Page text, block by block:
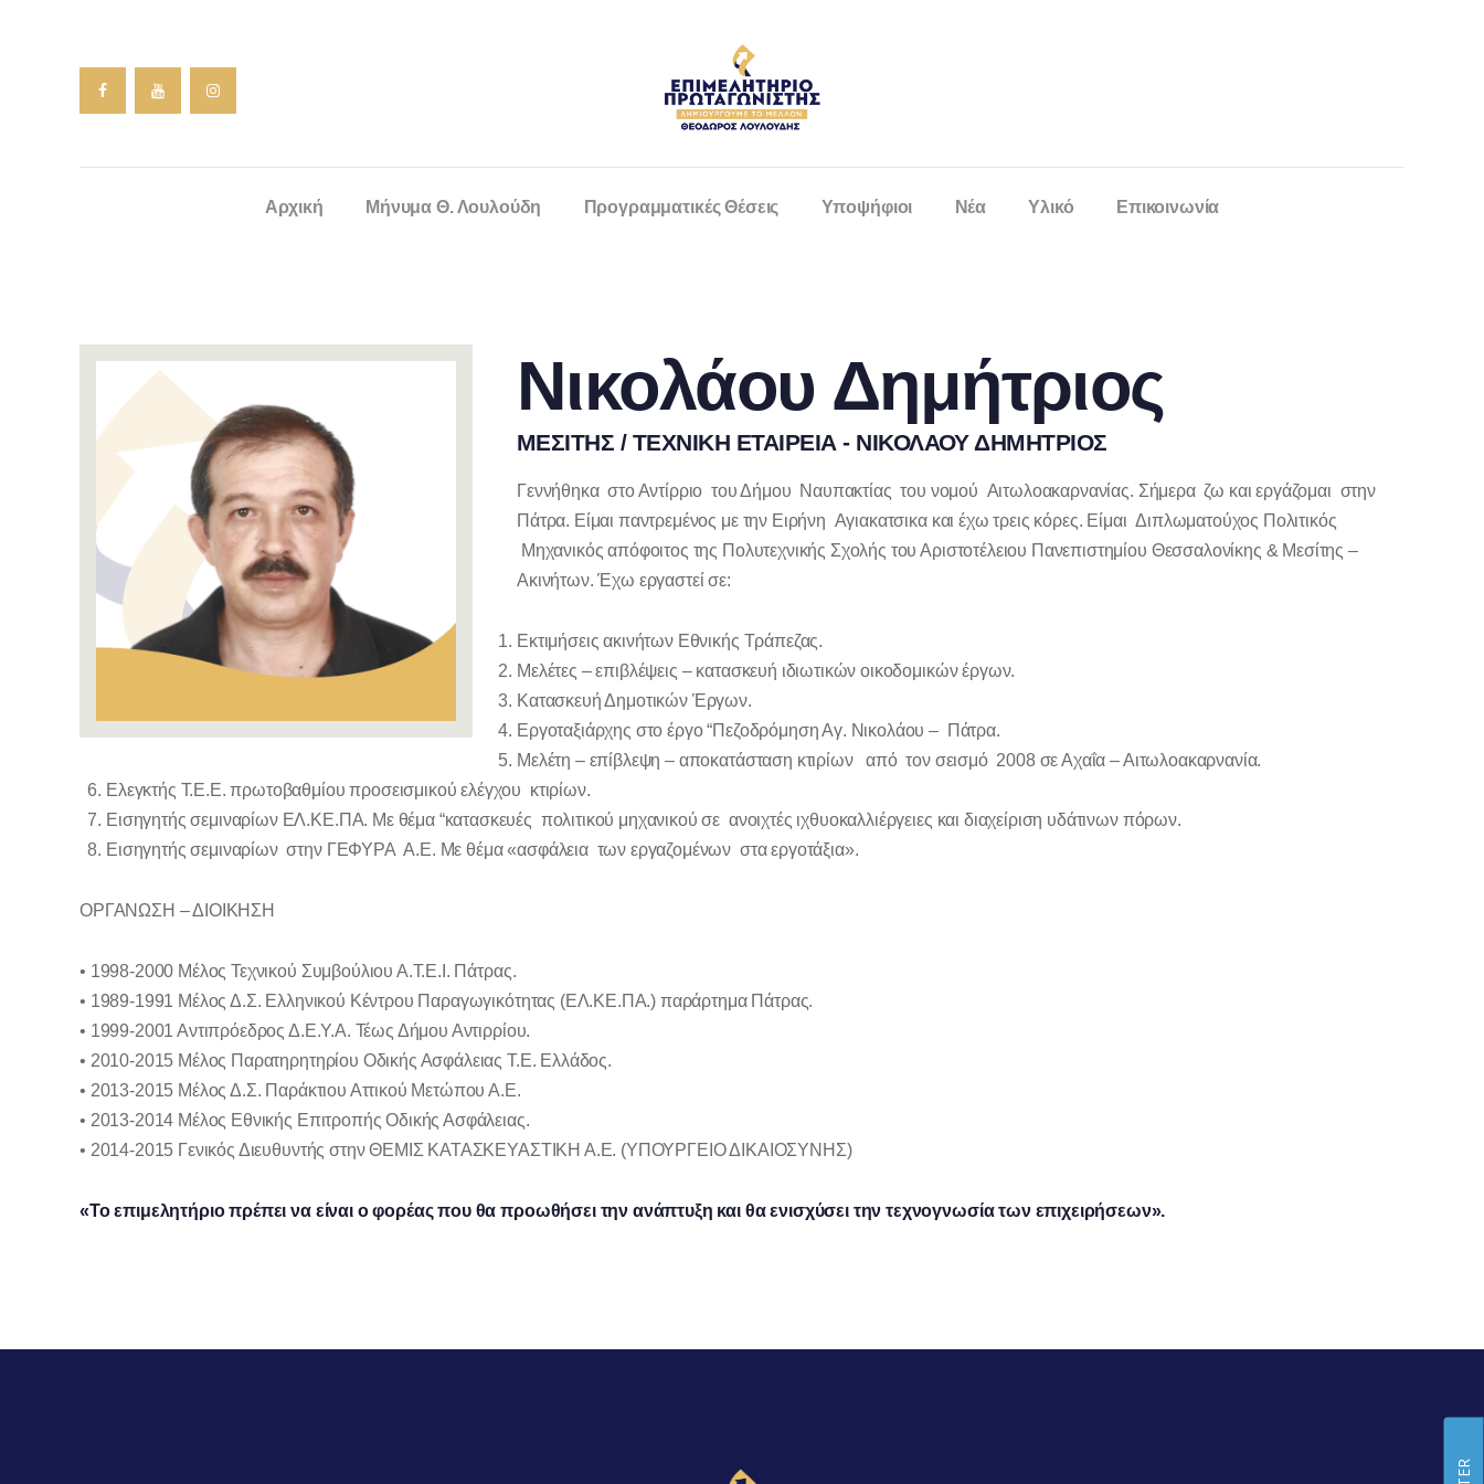
Αρχική Μήνυμα Θ. Λουλούδη Προγραμματικές Θέσεις Υποψήφιοι Νέα Υλικό Επικοινωνία
Νικολάου Δημήτριος
ΜΕΣΙΤΗΣ / ΤΕΧΝΙΚΗ ΕΤΑΙΡΕΙΑ - ΝΙΚΟΛΑΟΥ ΔΗΜΗΤΡΙΟΣ
Γεννήθηκα στο Αντίρριο του Δήμου Ναυπακτίας του νομού Αιτωλοακαρνανίας. Σήμερα ζω και εργάζομαι στην
Πάτρα. Είμαι παντρεμένος με την Ειρήνη Αγιακατσικα και έχω τρεις κόρες. Είμαι Διπλωματούχος Πολιτικός
Μηχανικός απόφοιτος της Πολυτεχνικής Σχολής του Αριστοτέλειου Πανεπιστημίου Θεσσαλονίκης & Μεσίτης –
Ακινήτων. Έχω εργαστεί σε:
Εκτιμήσεις ακινήτων Εθνικής Τράπεζας.
Μελέτες – επιβλέψεις – κατασκευή ιδιωτικών οικοδομικών έργων.
Κατασκευή Δημοτικών Έργων.
Εργοταξιάρχης στο έργο “Πεζοδρόμηση Αγ. Νικολάου – Πάτρα.
Μελέτη – επίβλεψη – αποκατάσταση κτιρίων από τον σεισμό 2008 σε Αχαΐα – Αιτωλοακαρνανία.
Ελεγκτής Τ.Ε.Ε. πρωτοβαθμίου προσεισμικού ελέγχου κτιρίων.
Εισηγητής σεμιναρίων ΕΛ.ΚΕ.ΠΑ. Με θέμα “κατασκευές πολιτικού μηχανικού σε ανοιχτές ιχθυοκαλλιέργειες και διαχείριση υδάτινων πόρων.
Εισηγητής σεμιναρίων στην ΓΕΦΥΡΑ Α.Ε. Με θέμα «ασφάλεια των εργαζομένων στα εργοτάξια».
ΟΡΓΑΝΩΣΗ – ΔΙΟΙΚΗΣΗ
• 1998-2000 Μέλος Τεχνικού Συμβούλιου Α.Τ.Ε.Ι. Πάτρας.
• 1989-1991 Μέλος Δ.Σ. Ελληνικού Κέντρου Παραγωγικότητας (ΕΛ.ΚΕ.ΠΑ.) παράρτημα Πάτρας.
• 1999-2001 Αντιπρόεδρος Δ.Ε.Υ.Α. Τέως Δήμου Αντιρρίου.
• 2010-2015 Μέλος Παρατηρητηρίου Οδικής Ασφάλειας Τ.Ε. Ελλάδος.
• 2013-2015 Μέλος Δ.Σ. Παράκτιου Αττικού Μετώπου Α.Ε.
• 2013-2014 Μέλος Εθνικής Επιτροπής Οδικής Ασφάλειας.
• 2014-2015 Γενικός Διευθυντής στην ΘΕΜΙΣ ΚΑΤΑΣΚΕΥΑΣΤΙΚΗ Α.Ε. (ΥΠΟΥΡΓΕΙΟ ΔΙΚΑΙΟΣΥΝΗΣ)
«Το επιμελητήριο πρέπει να είναι ο φορέας που θα προωθήσει την ανάπτυξη και θα ενισχύσει την τεχνογνωσία των επιχειρήσεων».